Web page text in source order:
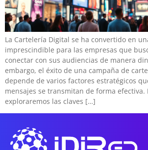
La Cartelería Digital se ha convertido en
imprescindible para las empresas que
conectar con sus audiencias de manera
embargo, el éxito de una campaña de
depende de varios factores estratégicos
mensajes se transmitan de forma efectiva.
exploraremos las claves […]